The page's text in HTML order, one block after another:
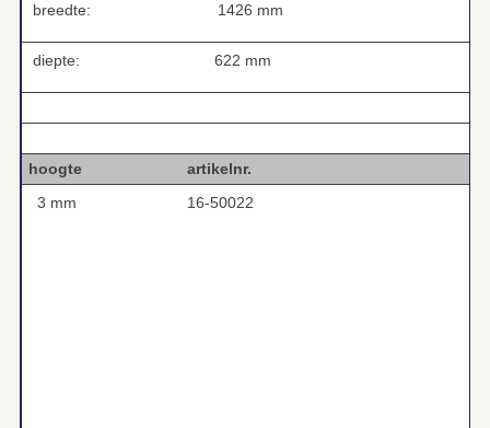
breedte: 1426 mm
diepte: 622 mm
hoogte artikelnr.
3 mm
16-50022